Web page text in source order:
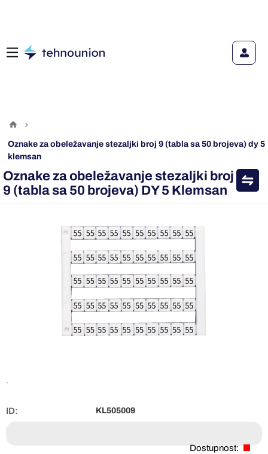
oznake za obeležavanje stezaljki broj 9 (tabla sa 50 brojeva) dy 5
klemsan
Oznake za obeležavanje stezaljki broj
9 (tabla sa 50 brojeva) DY 5 Klemsan
.
ID: KL505009
Dostupnost: